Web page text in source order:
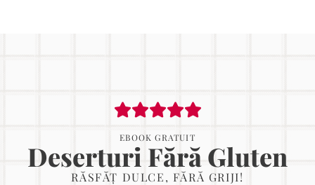
EBOOK GRATUIT
Deserturi Fără Gluten
RĂSFĂȚ DULCE, FĂRĂ GRIJI!